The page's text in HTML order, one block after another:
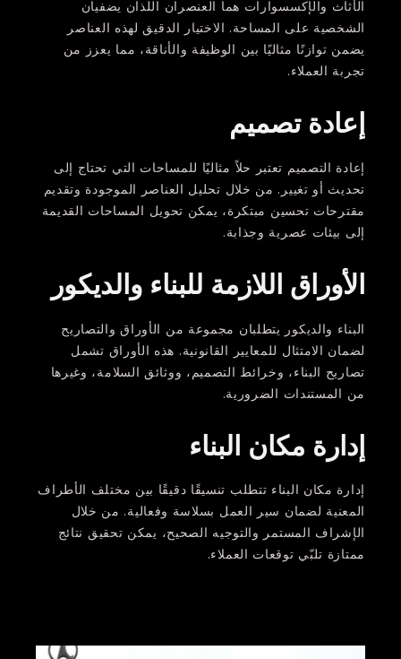
الأثاث والإكسسوارات هما العنصران اللذان يضفيان
الشخصية على المساحة. الاختيار الدقيق لهذه العناصر
يضمن توازنًا مثاليًا بين الوظيفة والأناقة، مما يعزز من
تجربة العملاء.
إعادة تصميم
إعادة التصميم تعتبر حلاً مثاليًا للمساحات التي تحتاج إلى
تحديث أو تغيير. من خلال تحليل العناصر الموجودة وتقديم
مقترحات تحسين مبتكرة، يمكن تحويل المساحات القديمة
إلى بيئات عصرية وجذابة.
الأوراق اللازمة للبناء والديكور
البناء والديكور يتطلبان مجموعة من الأوراق والتصاريح
لضمان الامتثال للمعايير القانونية. هذه الأوراق تشمل
تصاريح البناء، وخرائط التصميم، ووثائق السلامة، وغيرها
من المستندات الضرورية.
إدارة مكان البناء
إدارة مكان البناء تتطلب تنسيقًا دقيقًا بين مختلف الأطراف
المعنية لضمان سير العمل بسلاسة وفعالية. من خلال
الإشراف المستمر والتوجيه الصحيح، يمكن تحقيق نتائج
ممتازة تلبّي توقعات العملاء.